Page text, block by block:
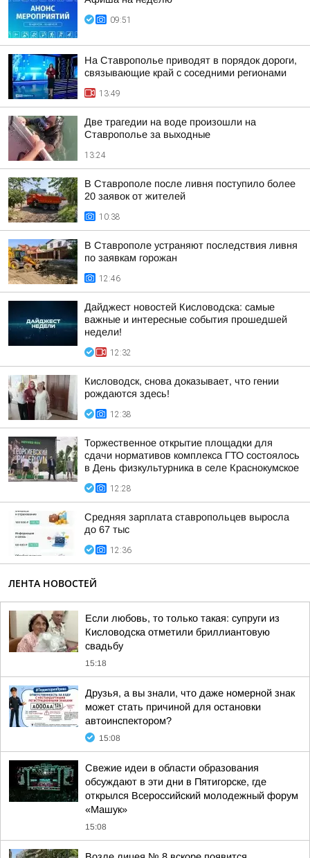
09:51
На Ставрополье приводят в порядок дороги,
связывающие край с соседними регионами
13:49
Две трагедии на воде произошли на
Ставрополье за выходные
13:24
В Ставрополе после ливня поступило более
20 заявок от жителей
10:38
В Ставрополе устраняют последствия ливня
по заявкам горожан
12:46
Дайджест новостей Кисловодска: самые
важные и интересные события прошедшей
недели!
12:32
Кисловодск, снова доказывает, что гении
рождаются здесь!
12:38
Торжественное открытие площадки для
сдачи нормативов комплекса ГТО состоялось
в День физкультурника в селе Краснокумское
12:28
Средняя зарплата ставропольцев выросла
до 67 тыс
12:36
ЛЕНТА НОВОСТЕЙ
Если любовь, то только такая: супруги из
Кисловодска отметили бриллиантовую
свадьбу
15:18
Друзья, а вы знали, что даже номерной знак
может стать причиной для остановки
автоинспектором?
15:08
Свежие идеи в области образования
обсуждают в эти дни в Пятигорске, где
открылся Всероссийский молодежный форум
«Машук»
15:08